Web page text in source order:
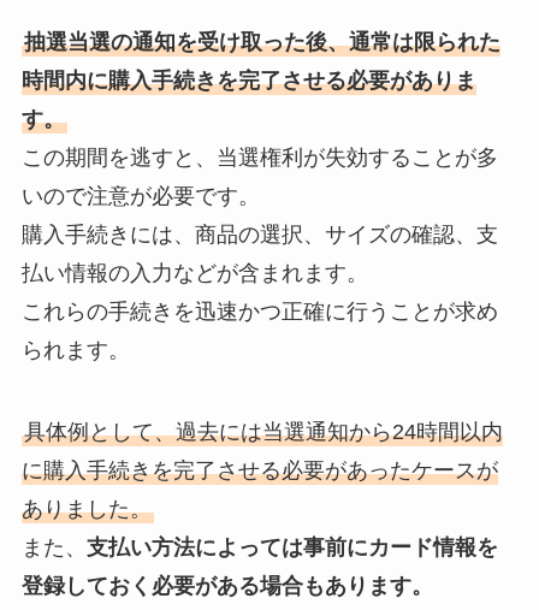
抽選当選の通知を受け取った後、通常は限られた
時間内に購入手続きを完了させる必要がありま
す。
この期間を逃すと、当選権利が失効することが多
いので注意が必要です。
購入手続きには、商品の選択、サイズの確認、支
払い情報の入力などが含まれます。
これらの手続きを迅速かつ正確に行うことが求め
られます。
具体例として、過去には当選通知から24時間以内
に購入手続きを完了させる必要があったケースが
ありました。
また、 支払い方法によっては事前にカード情報を
登録しておく必要がある場合もあります。